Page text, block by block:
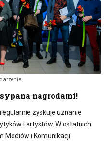
nagrodami!
zyskuje uznanie
i artystów. W ostatnich
Mediów i Komunikacji